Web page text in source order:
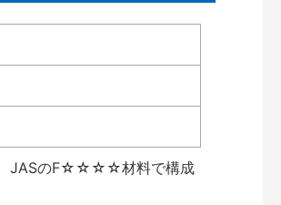
、JASのF☆☆☆☆材料で構成